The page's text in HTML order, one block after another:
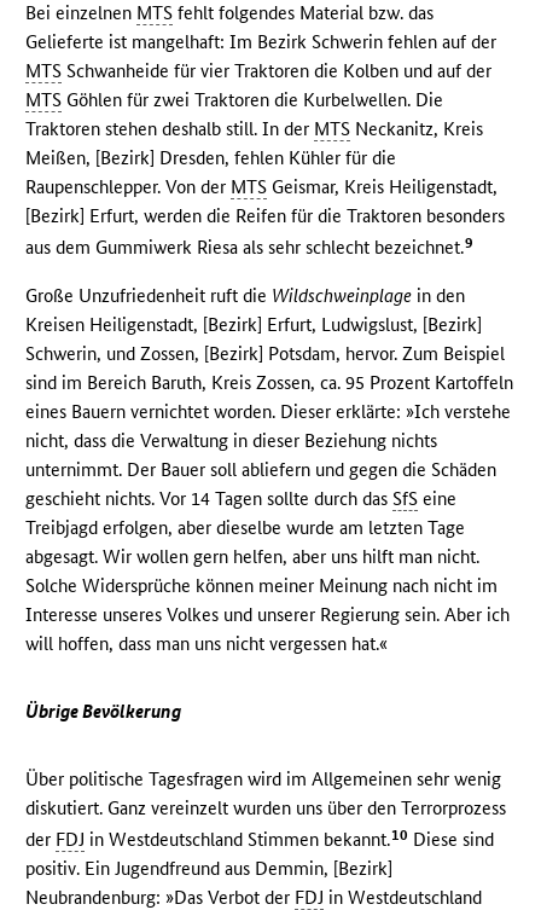
Bei einzelnen MTS fehlt folgendes Material bzw. das
Gelieferte ist mangelhaft: Im Bezirk Schwerin fehlen auf der
MTS Schwanheide für vier Traktoren die Kolben und auf der
MTS Göhlen für zwei Traktoren die Kurbelwellen. Die
Traktoren stehen deshalb still. In der MTS Neckanitz, Kreis
Meißen, [Bezirk] Dresden, fehlen Kühler für die
Raupenschlepper. Von der MTS Geismar, Kreis Heiligenstadt,
[Bezirk] Erfurt, werden die Reifen für die Traktoren besonders
aus dem Gummiwerk Riesa als sehr schlecht bezeichnet.9
Große Unzufriedenheit ruft die Wildschweinplage in den
Kreisen Heiligenstadt, [Bezirk] Erfurt, Ludwigslust, [Bezirk]
Schwerin, und Zossen, [Bezirk] Potsdam, hervor. Zum Beispiel
sind im Bereich Baruth, Kreis Zossen, ca. 95 Prozent Kartoffeln
eines Bauern vernichtet worden. Dieser erklärte: »Ich verstehe
nicht, dass die Verwaltung in dieser Beziehung nichts
unternimmt. Der Bauer soll abliefern und gegen die Schäden
geschieht nichts. Vor 14 Tagen sollte durch dasSfS eine
Treibjagd erfolgen, aber dieselbe wurde am letzten Tage
abgesagt. Wir wollen gern helfen, aber uns hilft man nicht.
Solche Widersprüche können meiner Meinung nach nicht im
Interesse unseres Volkes und unserer Regierung sein. Aber ich
will hoffen, dass man uns nicht vergessen hat.«
Übrige Bevölkerung
Über politische Tagesfragen wird im Allgemeinen sehr wenig
diskutiert. Ganz vereinzelt wurden uns über den Terrorprozess
der FDJ in Westdeutschland Stimmen bekannt.10 Diese sind
positiv. Ein Jugendfreund aus Demmin, [Bezirk]
Neubrandenburg: »Das Verbot der FDJ in Westdeutschland